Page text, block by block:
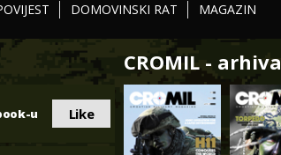
DOMOVINSKI RAT MAGAZIN
u Like
CROMIL - arhiva